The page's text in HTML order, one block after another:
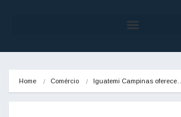
Home Comércio Iguatemi Campinas oferece…